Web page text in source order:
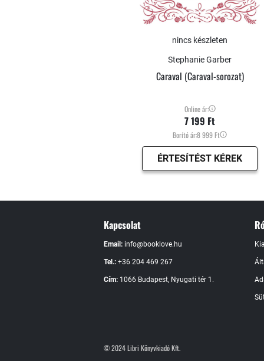
nincs készleten
Stephanie Garber
Caraval (Caraval-sorozat)
Online ár:
7 199 Ft
Borító ár:8 999 Ft
ÉRTESÍTÉST KÉREK
Kapcsolat
Email: info@booklove.hu
Tel.: +36 204 469 267
Cím: 1066 Budapest, Nyugati tér 1.
© 2024 Libri Könyvkiadó Kft.